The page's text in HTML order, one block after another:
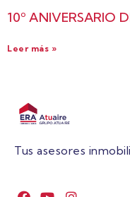
10º ANIVERSARIO
Leer más »
Tus asesores